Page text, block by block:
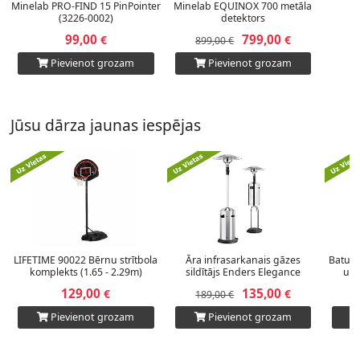
Minelab PRO-FIND 15 PinPointer
(3226-0002)
99,00€
Pievienot grozam
Minelab EQUINOX 700 metāla
detektors
899,00 € 799,00€
Pievienot grozam
Jūsu dārza jaunas iespējas
LIFETIME 90022 Bērnu strītbola
komplekts (1.65 - 2.29m)
129,00 €
Pievienot grozam
Āra infrasarkanais gāzes
sildītājs Enders Elegance
189,00 €
135,00€
Pievienot grozam
un